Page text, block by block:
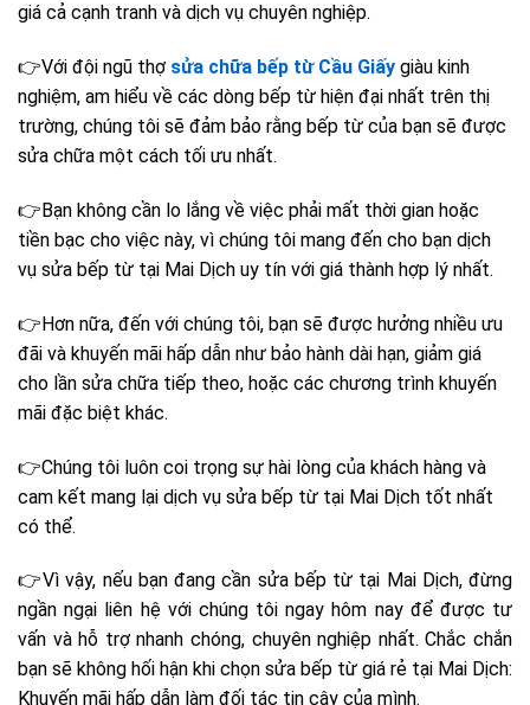
giá cả cạnh tranh và dịch vụ chuyên nghiệp.
👉Với đội ngũ thợ sửa chữa bếp từ Cầu Giấy giàu kinh
nghiệm, am hiểu về các dòng bếp từ hiện đại nhất trên thị
trường, chúng tôi sẽ đảm bảo rằng bếp từ của bạn sẽ được
sửa chữa một cách tối ưu nhất.
👉Bạn không cần lo lắng về việc phải mất thời gian hoặc
tiền bạc cho việc này, vì chúng tôi mang đến cho bạn dịch
vụ sửa bếp từ tại Mai Dịch uy tín với giá thành hợp lý nhất.
👉Hơn nữa, đến với chúng tôi, bạn sẽ được hưởng nhiều ưu
đãi và khuyến mãi hấp dẫn như bảo hành dài hạn, giảm giá
cho lần sửa chữa tiếp theo, hoặc các chương trình khuyến
mãi đặc biệt khác.
👉Chúng tôi luôn coi trọng sự hài lòng của khách hàng và
cam kết mang lại dịch vụ sửa bếp từ tại Mai Dịch tốt nhất
có thể.
👉Vì vậy, nếu bạn đang cần sửa bếp từ tại Mai Dịch, đừng
ngần ngại liên hệ với chúng tôi ngay hôm nay để được tư
vấn và hỗ trợ nhanh chóng, chuyên nghiệp nhất. Chắc chắn
bạn sẽ không hối hận khi chọn sửa bếp từ giá rẻ tại Mai Dịch:
Khuyến mãi hấp dẫn làm đối tác tin cậy của mình.